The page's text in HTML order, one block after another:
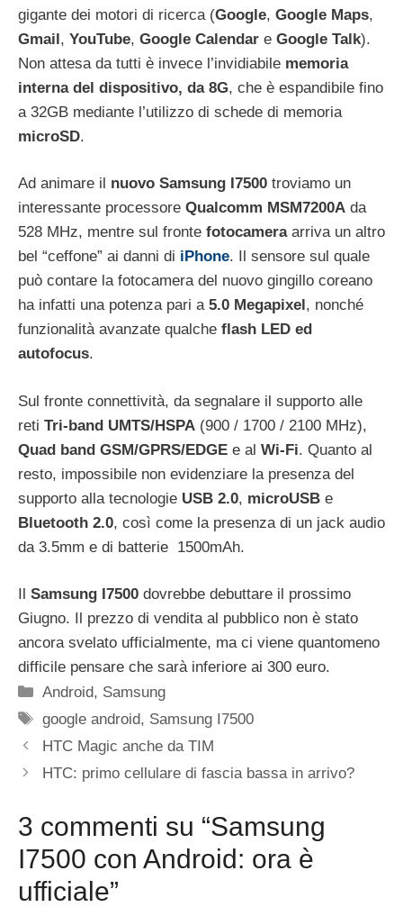
gigante dei motori di ricerca (Google, Google Maps,
Gmail, YouTube, Google Calendar e Google Talk).
Non attesa da tutti è invece l’invidiabile memoria
interna del dispositivo, da 8G, che è espandibile fino
a 32GB mediante l’utilizzo di schede di memoria
microSD.
Ad animare il nuovo Samsung I7500 troviamo un
interessante processore Qualcomm MSM7200A da
528 MHz, mentre sul fronte fotocameraarriva un altro
bel “ceffone” ai danni di iPhone. Il sensore sul quale
può contare la fotocamera del nuovo gingillo coreano
ha infatti una potenza pari a 5.0 Megapixel, nonché
funzionalità avanzate qualche flash LED ed
autofocus.
Sul fronte connettività, da segnalare il supporto alle
reti Tri-band UMTS/HSPA (900 / 1700 / 2100 MHz),
Quad band GSM/GPRS/EDGE e al Wi-Fi. Quanto al
resto, impossibile non evidenziare la presenza del
supporto alla tecnologie USB 2.0, microUSB e
Bluetooth 2.0, così come la presenza di un jack audio
da 3.5mm e di batterie 1500mAh.
Il Samsung I7500 dovrebbe debuttare il prossimo
Giugno. Il prezzo di vendita al pubblico non è stato
ancora svelato ufficialmente, ma ci viene quantomeno
difficile pensare che sarà inferiore ai 300 euro.
Categorie
Android, Samsung
Tag
google android, Samsung I7500
HTC Magic anche da TIM
HTC: primo cellulare di fascia bassa in arrivo?
3 commenti su “Samsung
I7500 con Android: ora è
ufficiale”